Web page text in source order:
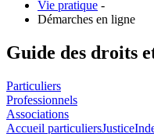
Vie pratique -
Démarches en ligne
Guide des droits
Particuliers
Professionnels
Associations
Accueil particuliersJustice